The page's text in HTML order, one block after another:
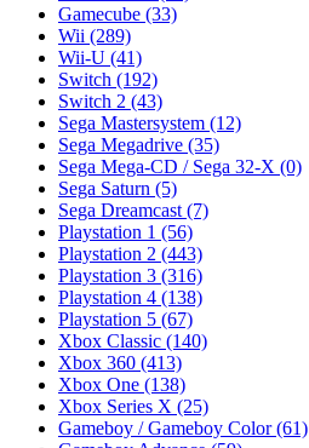
Gamecube (33)
Wii (289)
Wii-U (41)
Switch (192)
Switch 2 (43)
Sega Mastersystem (12)
Sega Megadrive (35)
Sega Mega-CD / Sega 32-X (0)
Sega Saturn (5)
Sega Dreamcast (7)
Playstation 1 (56)
Playstation 2 (443)
Playstation 3 (316)
Playstation 4 (138)
Playstation 5 (67)
Xbox Classic (140)
Xbox 360 (413)
Xbox One (138)
Xbox Series X (25)
Gameboy / Gameboy Color(61)